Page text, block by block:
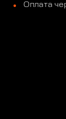
Оплата